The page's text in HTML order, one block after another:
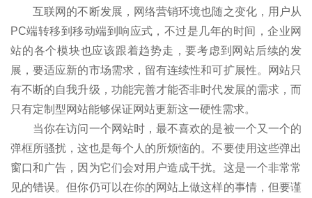
互联网的不断发展，网络营销环境也随之变化，用户从
PC端转移到移动端到响应式，不过是几年的时间，企业网
站的各个模块也应该跟着趋势走，要考虑到网站后续的发
展，要适应新的市场需求，留有连续性和可扩展性。网站只
有不断的自我升级，功能完善才能否非时代发展的需求，而
只有定制型网站能够保证网站更新这一硬性需求。
当你在访问一个网站时，最不喜欢的是被一个又一个的
弹框所骚扰，这也是每个人的所烦恼的。不要使用这些弹出
窗口和广告，因为它们会对用户造成干扰。这是一个非常常
见的错误。但你仍可以在你的网站上做这样的事情，但要谨